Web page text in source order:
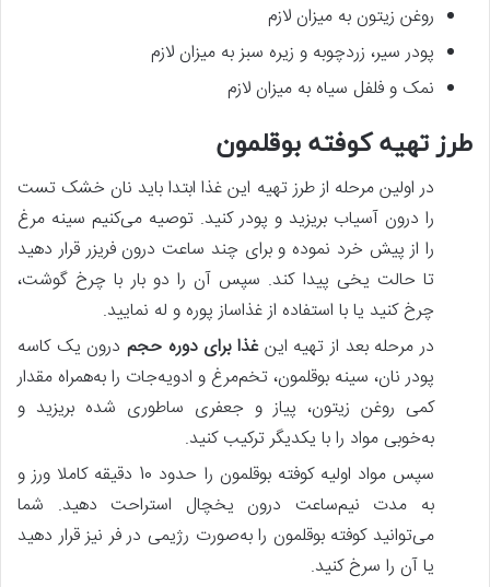
روغن زیتون به میزان لازم
پودر سیر، زردچوبه و زیره سبز به میزان لازم
نمک و فلفل سیاه به میزان لازم
طرز تهیه کوفته بوقلمون
در اولین مرحله از طرز تهیه این غذا ابتدا باید نان خشک تست
را درون آسیاب بریزید و پودر کنید. توصیه می‌کنیم سینه مرغ
را از پیش خرد نموده و برای چند ساعت درون فریزر قرار دهید
تا حالت یخی پیدا کند. سپس آن را دو بار با چرخ گوشت،
چرخ کنید یا با استفاده از غذاساز پوره و له نمایید.
در مرحله بعد از تهیه اینغذا برای دوره حجم درون یک کاسه
پودر نان، سینه بوقلمون، تخم‌مرغ و ادویه‌جات را به‌همراه مقدار
کمی روغن زیتون، پیاز و جعفری ساطوری شده بریزید و
به‌خوبی مواد را با یکدیگر ترکیب کنید.
سپس مواد اولیه کوفته بوقلمون را حدود 10 دقیقه کاملا ورز و
به مدت نیم‌ساعت درون یخچال استراحت دهید. شما
می‌توانید کوفته بوقلمون را به‌صورت رژیمی در فر نیز قرار دهید
یا آن را سرخ کنید.